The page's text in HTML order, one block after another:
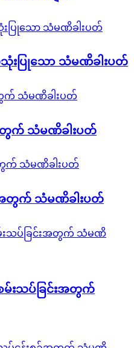
းပြုသော သံမဏိခါးပတ်
က် သံမဏိခါးပတ်
အတွက် သံမဏိခါးပတ်
မ်းသပ်ခြင်းအတွက်